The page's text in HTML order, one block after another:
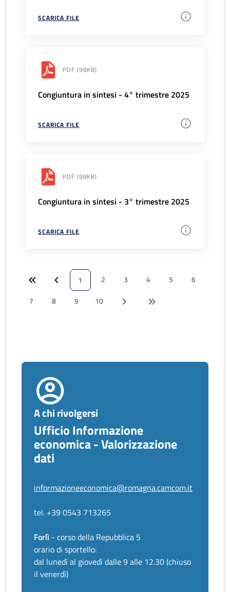
SCARICA FILE
PDF (98KB)
Congiuntura in sintesi - 4° trimestre 2025
SCARICA FILE
PDF (98KB)
Congiuntura in sintesi - 3° trimestre 2025
SCARICA FILE
1 2 3 4 5
6
7
8 9 10
A chi rivolgersi
Ufficio Informazione
economica - Valorizzazione
dati
informazioneeconomica@romagna.camcom.it
tel. +39 0543 713265
Forlì - corso della Repubblica 5
orario di sportello:
dal lunedì al giovedì dalle 9 alle 12.30 (chiuso
il venerdì)